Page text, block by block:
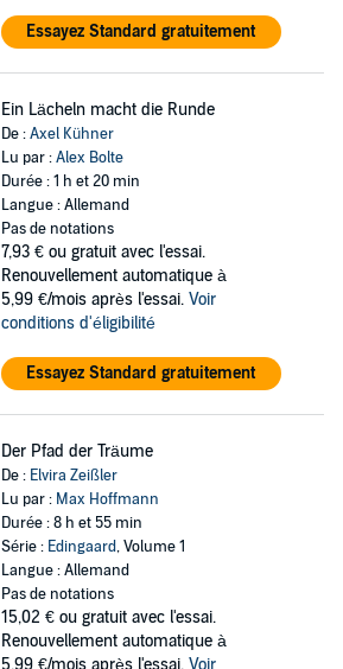
Essayez Standard gratuitement
Ein Lächeln macht die Runde
De :Axel Kühner
Lu par :Alex Bolte
Durée : 1 h et 20 min
Langue : Allemand
Pas de notations
7,93 € ou gratuit avec l'essai.
Renouvellement automatique à
5,99 €/mois après l'essai. Voir
conditions d'éligibilité
Essayez Standard gratuitement
Der Pfad der Träume
De : Elvira Zeißler
Lu par : Max Hoffmann
Durée : 8 h et 55 min
Série : Edingaard, Volume 1
Langue : Allemand
Pas de notations
15,02 € ou gratuit avec l'essai.
Renouvellement automatique à
5,99 €/mois après l'essai. Voir